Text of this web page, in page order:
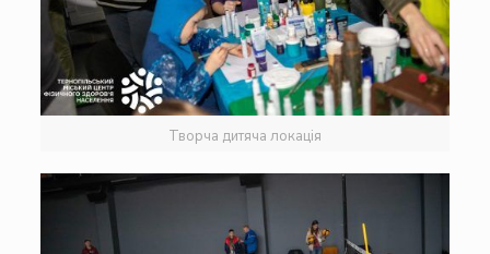
Творча дитяча локація